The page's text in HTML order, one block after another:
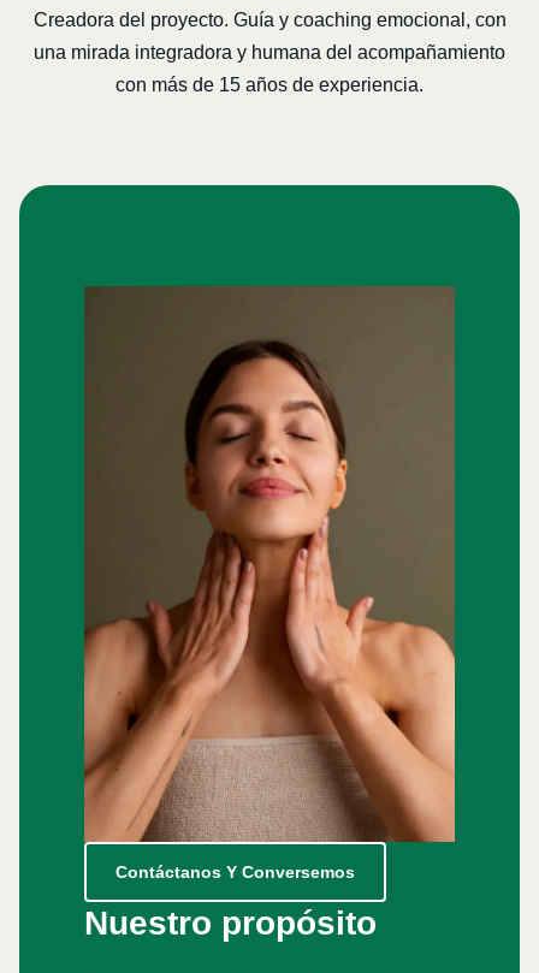
Creadora del proyecto. Guía y coaching emocional, con
una mirada integradora y humana del acompañamiento
con más de 15 años de experiencia.
Contáctanos Y Conversemos
Nuestro propósito